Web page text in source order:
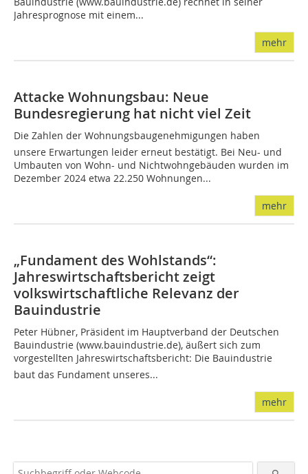
Jahresprognose mit einem...
mehr
Attacke Wohnungsbau: Neue
Bundesregierung hat nicht viel Zeit
Die Zahlen der Wohnungsbaugenehmigungen haben
unsere Erwartungen leider erneut bestätigt. Bei Neu- und
Umbauten von Wohn- und Nichtwohngebäuden wurden im
Dezember 2024 etwa 22.250 Wohnungen...
mehr
„Fundament des Wohlstands“:
Jahreswirtschaftsbericht zeigt
volkswirtschaftliche Relevanz der
Bauindustrie
Peter Hübner, Präsident im Hauptverband der Deutschen
Bauindustrie (www.bauindustrie.de), äußert sich zum
vorgestellten Jahreswirtschaftsbericht: Die Bauindustrie
baut das Fundament unseres...
mehr